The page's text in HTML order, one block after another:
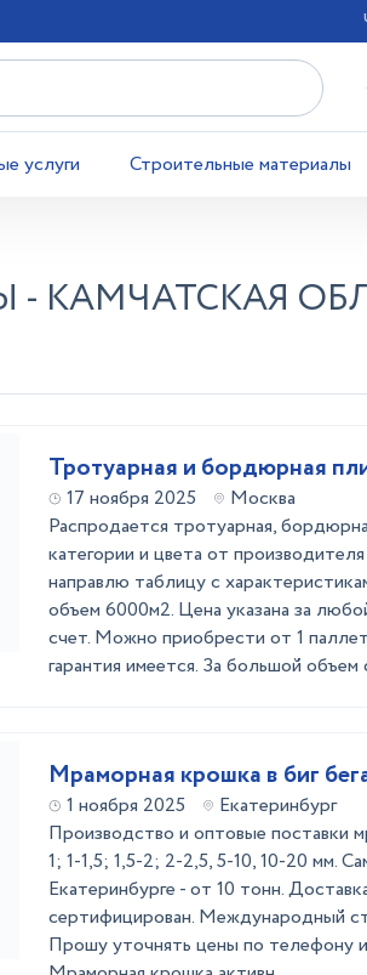
услуги Строительные материалы
КАМЧАТСКАЯ
Тротуарная и бордюрная
17 ноября 2025
Москва
Распродается тротуарная,
категории и цвета от
направлю таблицу с
объем 6000м2. Цена указана за
счет. Можно приобрести от 1
гарантия имеется. За большой объем
Мраморная крошка в биг
1 ноября 2025
Екатеринбург
Производство и оптовые поставки
1; 1-1,5; 1,5-2; 2-2,5, 5-10, 10-20 мм.
Екатеринбурге - от 10 тонн.
сертифицирован. Международный
Прошу уточнять цены по телефону